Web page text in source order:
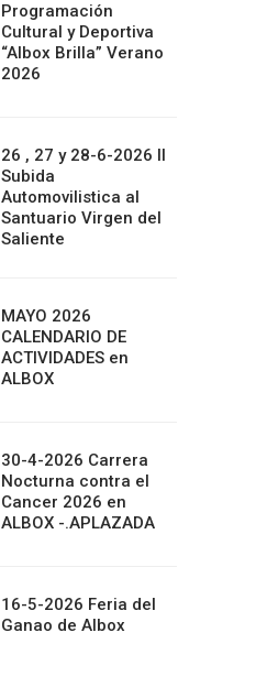
Programación
Cultural y Deportiva
“Albox Brilla” Verano
2026
26 , 27 y 28-6-2026 II
Subida
Automovilistica al
Santuario Virgen del
Saliente
MAYO 2026
CALENDARIO DE
ACTIVIDADES en
ALBOX
30-4-2026 Carrera
Nocturna contra el
Cancer 2026 en
ALBOX -.APLAZADA
16-5-2026 Feria del
Ganao de Albox